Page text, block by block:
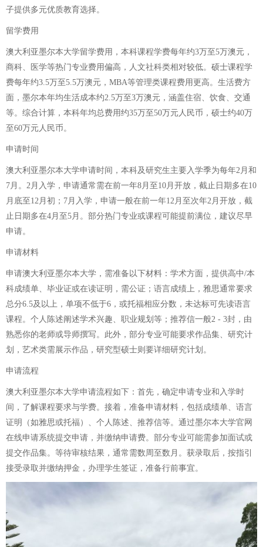
子提供多元优质教育选择。
留学费用
澳大利亚墨尔本大学留学费用，本科课程学费每年约3万至5万澳元，
商科、医学等热门专业费用偏高，人文社科类相对较低。硕士课程学
费每年约3.5万至5.5万澳元，MBA等管理类课程费用更高。生活费方
面，墨尔本年均生活成本约2.5万至3万澳元，涵盖住宿、饮食、交通
等。综合计算，本科年均总费用约35万至50万元人民币，硕士约40万
至60万元人民币。
申请时间
澳大利亚墨尔本大学申请时间，本科及研究生主要入学季为每年2月和
7月。2月入学，申请通常需在前一年8月至10月开放，截止日期多在10
月底至12月初；7月入学，申请一般在前一年12月至次年2月开放，截
止日期多在4月至5月。部分热门专业或课程可能提前满位，建议尽早
申请。
申请材料
申请澳大利亚墨尔本大学，需准备以下材料：学术方面，提供高中/本
科成绩单、毕业证或在读证明，需公证；语言成绩上，雅思通常要求
总分6.5及以上，单项不低于6，或托福相应分数，未达标可先读语言
课程。个人陈述阐述学术兴趣、职业规划等；推荐信一般2 - 3封，由
熟悉你的老师或导师撰写。此外，部分专业可能要求作品集、研究计
划，艺术类需展示作品，研究型硕士则要详细研究计划。
申请流程
澳大利亚墨尔本大学申请流程如下：首先，确定申请专业和入学时
间，了解课程要求与学费。接着，准备申请材料，包括成绩单、语言
证明（如雅思或托福）、个人陈述、推荐信等。通过墨尔本大学官网
在线申请系统提交申请，并缴纳申请费。部分专业可能需参加面试或
提交作品集。等待审核结果，通常需数周至数月。获录取后，按指引
接受录取并缴纳押金，办理学生签证，准备行前事宜。